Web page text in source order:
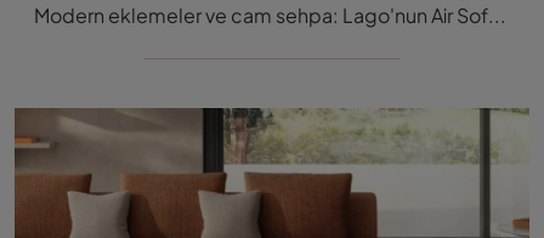
Modern eklemeler ve cam sehpa: Lago'nun Air Soft 1955X - 1955G modeli hakkında bilgi edinin ve mekanlarınızı zenginleştirebilirsin